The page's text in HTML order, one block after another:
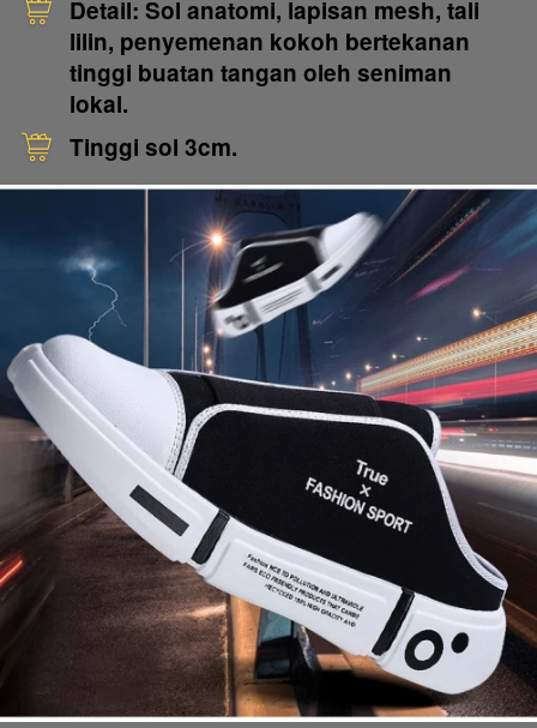
Detail: Sol anatomi, lapisan mesh, tali
lilin, penyemenan kokoh bertekanan
tinggi buatan tangan oleh seniman
lokal.
Tinggi sol 3cm.